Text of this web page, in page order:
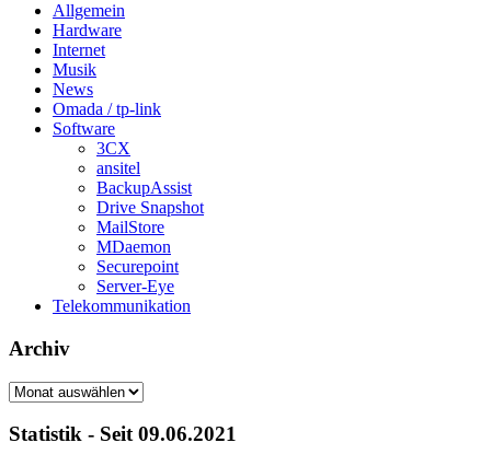
Allgemein
Hardware
Internet
Musik
News
Omada / tp-link
Software
3CX
ansitel
BackupAssist
Drive Snapshot
MailStore
MDaemon
Securepoint
Server-Eye
Telekommunikation
Archiv
Archiv
Statistik - Seit 09.06.2021